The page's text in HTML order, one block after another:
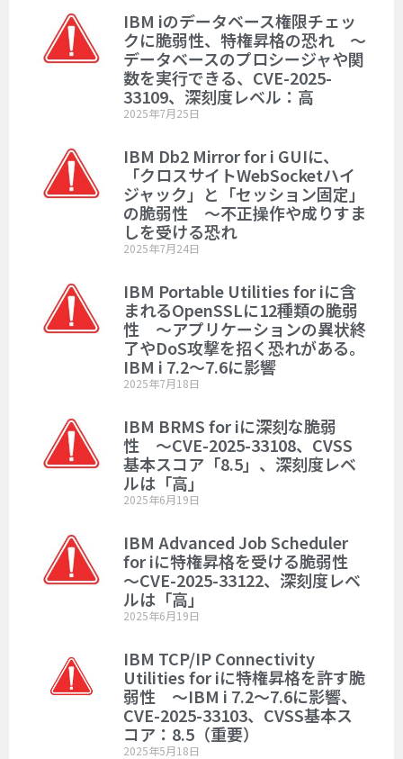
IBM iのデータベース権限チェッ
クに脆弱性、特権昇格の恐れ ～
データベースのプロシージャや関
数を実行できる、CVE-2025-
33109、深刻度レベル：高
2025年7月25日
IBM Db2 Mirror for i GUIに、
「クロスサイトWebSocketハイ
ジャック」と「セッション固定」
の脆弱性 ～不正操作や成りすま
しを受ける恐れ
2025年7月24日
IBM Portable Utilities for iに含
まれるOpenSSLに12種類の脆弱
性 ～アプリケーションの異状終
了やDoS攻撃を招く恐れがある。
IBM i 7.2～7.6に影響
2025年7月18日
IBM BRMS for iに深刻な脆弱
性 ～CVE-2025-33108、CVSS
基本スコア「8.5」、深刻度レベ
ルは「高」
2025年6月19日
IBM Advanced Job Scheduler
for iに特権昇格を受ける脆弱性
～CVE-2025-33122、深刻度レベ
ルは「高」
2025年6月19日
IBM TCP/IP Connectivity
Utilities for iに特権昇格を許す脆
弱性 ～IBM i 7.2～7.6に影響、
CVE-2025-33103、CVSS基本ス
コア：8.5（重要）
2025年5月18日